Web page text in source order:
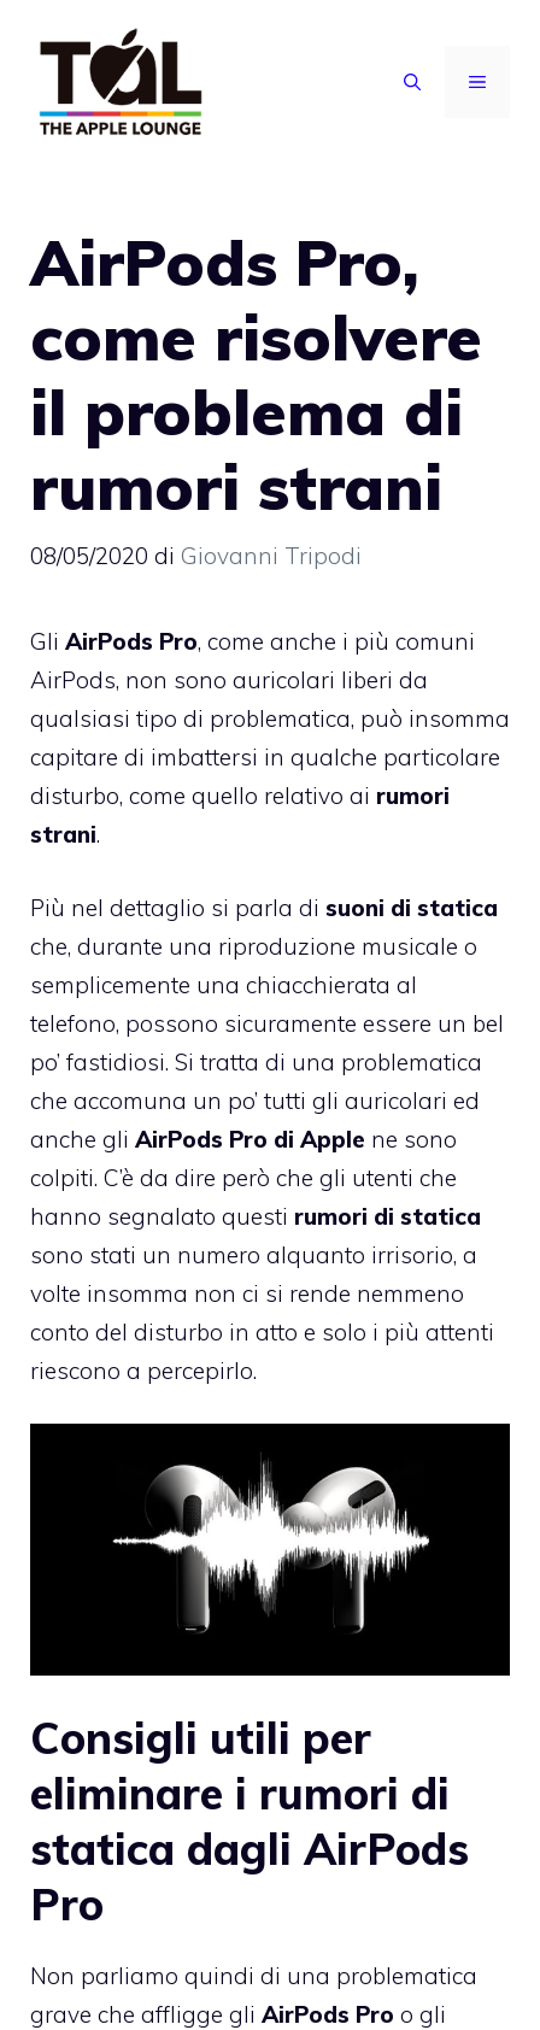
contenuto
MENU
AirPods Pro,
come risolvere
il problema di
rumori strani
08/05/2020 di Giovanni Tripodi
Gli AirPods Pro, come anche i più comuni
AirPods, non sono auricolari liberi da
qualsiasi tipo di problematica, può insomma
capitare di imbattersi in qualche particolare
disturbo, come quello relativo ai rumori
strani.
Più nel dettaglio si parla di suoni di statica
che, durante una riproduzione musicale o
semplicemente una chiacchierata al
telefono, possono sicuramente essere un bel
po’ fastidiosi. Si tratta di una problematica
che accomuna un po’ tutti gli auricolari ed
anche gli AirPods Pro di Apple ne sono
colpiti. C’è da dire però che gli utenti che
hanno segnalato questi rumori di statica
sono stati un numero alquanto irrisorio, a
volte insomma non ci si rende nemmeno
conto del disturbo in atto e solo i più attenti
riescono a percepirlo.
Consigli utili per
eliminare i rumori di
statica dagli AirPods
Pro
Non parliamo quindi di una problematica
grave che affligge gli AirPods Pro o gli